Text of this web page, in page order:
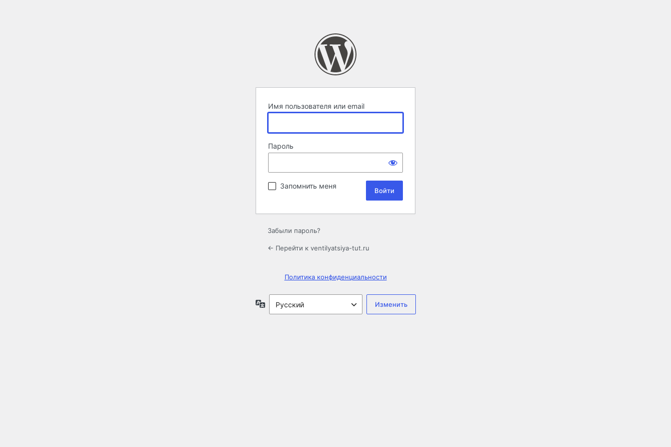
Имя пользователя или email
Пароль
Запомнить меня
Забыли пароль?
← Перейти к ventilyatsiya-tut.ru
Политика конфиденциальности
Язык